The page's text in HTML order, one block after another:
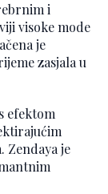
i
visoke mode
je
zasjala u
efektom
Zendaya je